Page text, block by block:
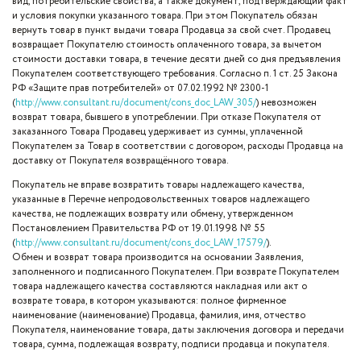
и условия покупки указанного товара. При этом Покупатель обязан
вернуть товар в пункт выдачи товара Продавца за свой счет. Продавец
возвращает Покупателю стоимость оплаченного товара, за вычетом
стоимости доставки товара, в течение десяти дней со дня предъявления
Покупателем соответствующего требования. Согласно п. 1 ст. 25 Закона
РФ «Защите прав потребителей» от 07.02.1992 № 2300-1
(http://www.consultant.ru/document/cons_doc_LAW_305/) невозможен
возврат товара, бывшего в употреблении. При отказе Покупателя от
заказанного Товара Продавец удерживает из суммы, уплаченной
Покупателем за Товар в соответствии с договором, расходы Продавца на
доставку от Покупателя возвращённого товара.
Покупатель не вправе возвратить товары надлежащего качества,
указанные в Перечне непродовольственных товаров надлежащего
качества, не подлежащих возврату или обмену, утвержденном
Постановлением Правительства РФ от 19.01.1998 № 55
(http://www.consultant.ru/document/cons_doc_LAW_17579/).
Обмен и возврат товара производится на основании Заявления,
заполненного и подписанного Покупателем. При возврате Покупателем
товара надлежащего качества составляются накладная или акт о
возврате товара, в котором указываются: полное фирменное
наименование (наименование) Продавца, фамилия, имя, отчество
Покупателя, наименование товара, даты заключения договора и передачи
товара, сумма, подлежащая возврату, подписи продавца и покупателя​.